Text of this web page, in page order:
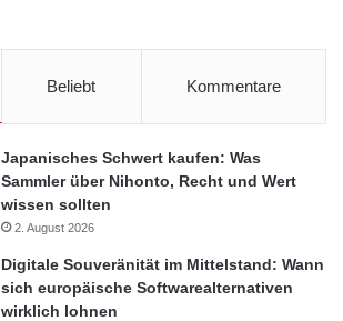
Beliebt Kommentare
Japanisches Schwert kaufen: Was
Sammler über Nihonto, Recht und Wert
wissen sollten
2. August 2026
Digitale Souveränität im Mittelstand: Wann
sich europäische Softwarealternativen
wirklich lohnen